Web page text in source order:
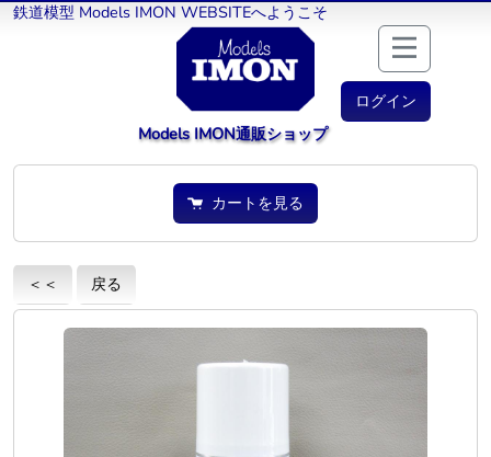
鉄道模型 Models IMON WEBSITEへようこそ
ログイン
Models IMON通販ショップ
カートを見る
＜＜ 戻る